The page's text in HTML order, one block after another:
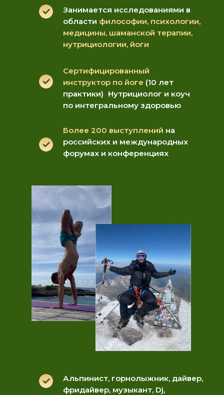
Занимается исследованиями в
области философии, психологии,
медицины, шаманской терапии,
нутрициологии, йоги
Альпинист, горнолыжник, дайвер,
фридайвер, музыкант, Dj,
Более 200 выступлений на
российских и международных
форумах и конференциях
Сертифицированный
инструктор по йоге (10 лет
практики) Нутрициолог и коуч
по интегральному здоровью